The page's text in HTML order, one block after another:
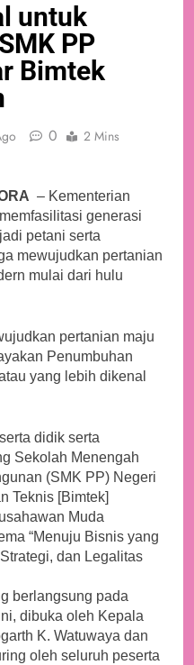
untuk
PP
Bimtek
0 2 Mins
– Kementerian
generasi
petani serta
mewujudkan pertanian
mulai dari hulu
pertanian maju
Penumbuhan
yang lebih dikenal
didik serta
Sekolah Menengah
(SMK PP) Negeri
Teknis [Bimtek]
Muda
“Menuju Bisnis yang
dan Legalitas
berlangsung pada
dibuka oleh Kepala
K. Watuwaya dan
oleh seluruh peserta